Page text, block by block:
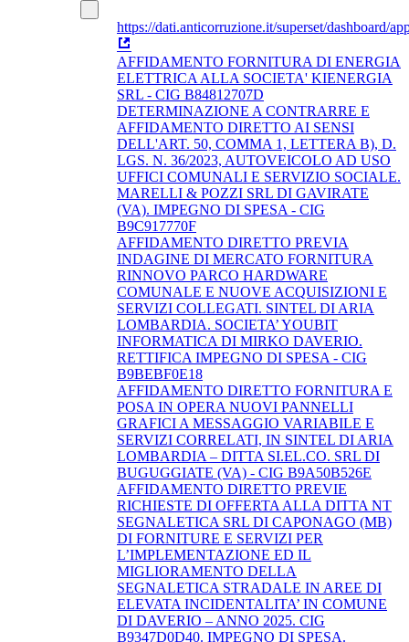
https://dati.anticorruzione.it/superset/dashboard/
AFFIDAMENTO FORNITURA DI ENERGIA
ELETTRICA ALLA SOCIETA' KIENERGIA
SRL - CIG B84812707D
DETERMINAZIONE A CONTRARRE E
AFFIDAMENTO DIRETTO AI SENSI
DELL'ART. 50, COMMA 1, LETTERA B), D.
LGS. N. 36/2023, AUTOVEICOLO AD USO
UFFICI COMUNALI E SERVIZIO SOCIALE.
MARELLI & POZZI SRL DI GAVIRATE
(VA). IMPEGNO DI SPESA - CIG
B9C917770F
AFFIDAMENTO DIRETTO PREVIA
INDAGINE DI MERCATO FORNITURA
RINNOVO PARCO HARDWARE
COMUNALE E NUOVE ACQUISIZIONI E
SERVIZI COLLEGATI. SINTEL DI ARIA
LOMBARDIA. SOCIETA’ YOUBIT
INFORMATICA DI MIRKO DAVERIO.
RETTIFICA IMPEGNO DI SPESA - CIG
B9BEBF0E18
AFFIDAMENTO DIRETTO FORNITURA E
POSA IN OPERA NUOVI PANNELLI
GRAFICI A MESSAGGIO VARIABILE E
SERVIZI CORRELATI, IN SINTEL DI ARIA
LOMBARDIA – DITTA SI.EL.CO. SRL DI
BUGUGGIATE (VA) - CIG B9A50B526E
AFFIDAMENTO DIRETTO PREVIE
RICHIESTE DI OFFERTA ALLA DITTA NT
SEGNALETICA SRL DI CAPONAGO (MB)
DI FORNITURE E SERVIZI PER
L’IMPLEMENTAZIONE ED IL
MIGLIORAMENTO DELLA
SEGNALETICA STRADALE IN AREE DI
ELEVATA INCIDENTALITA’ IN COMUNE
DI DAVERIO – ANNO 2025. CIG
B9347D0D40. IMPEGNO DI SPESA.